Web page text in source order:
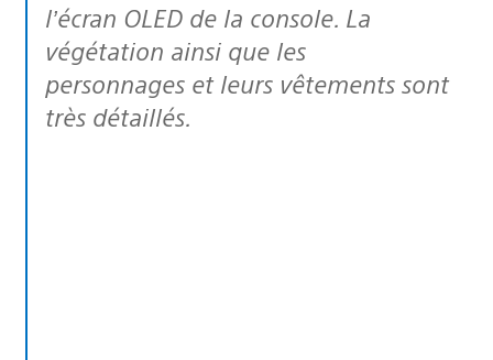
l’écran OLED de la console. La
végétation ainsi que les
personnages et leurs vêtements sont
très détaillés.